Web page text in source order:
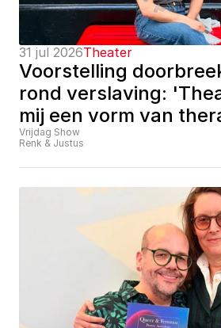
31 jul 2026Theater
Voorstelling
rond verslaving:
mij een vorm van
Vrijdag Show
Renk & Justus